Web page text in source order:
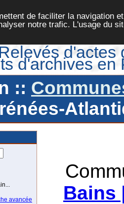
de faciliter la navigation
notre trafic. L'usage du
d'actes
d'archives en
::
avancée
Bains